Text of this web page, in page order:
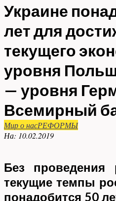
Украине
лет для
текущего
уровня
— уровня
Всемирный
Мир о насРЕФОРМЫ
На: 10.02.2019
Без
текущие темпы
понадобится 50